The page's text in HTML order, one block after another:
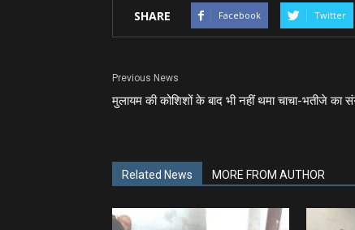
SHARE Facebook Twitter
Previous News
मुलायम की कोशिशों के बाद भी नहीं थमा चाचा-भतीजे का
Related News MORE FROM AUTHOR